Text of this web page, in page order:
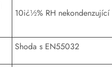
10i¿½% RH nekondenzující
Shoda s EN55032